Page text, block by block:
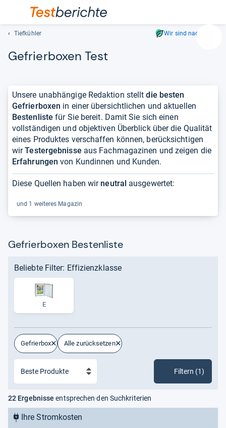
ein.
und
sich
Tiefkühler Wir sind nachhaltig
Gefrier­bo­xen Test
Unsere unabhängige Redaktion stelltdie besten
Gefrierboxen in einer übersichtlichen und aktuellen
Bestenliste für Sie bereit. Damit Sie sich einen
vollständigen und objektiven Überblick über die Qualität
eines Produktes verschaffen können, berücksichtigen
wirTestergebnisse aus Fachmagazinen und zeigen die
Erfahrungen von Kundinnen und Kunden.
Diese Quellen haben wir neutral ausgewertet:
und 1 weiteres Magazin
Gefrierboxen Bestenliste
Beliebte Filter: Effizienzklasse
E
Gefrierbox Alle zurücksetzen
Filtern (1)
22 Ergebnisse entsprechen den Suchkriterien
Ihre Stromkosten